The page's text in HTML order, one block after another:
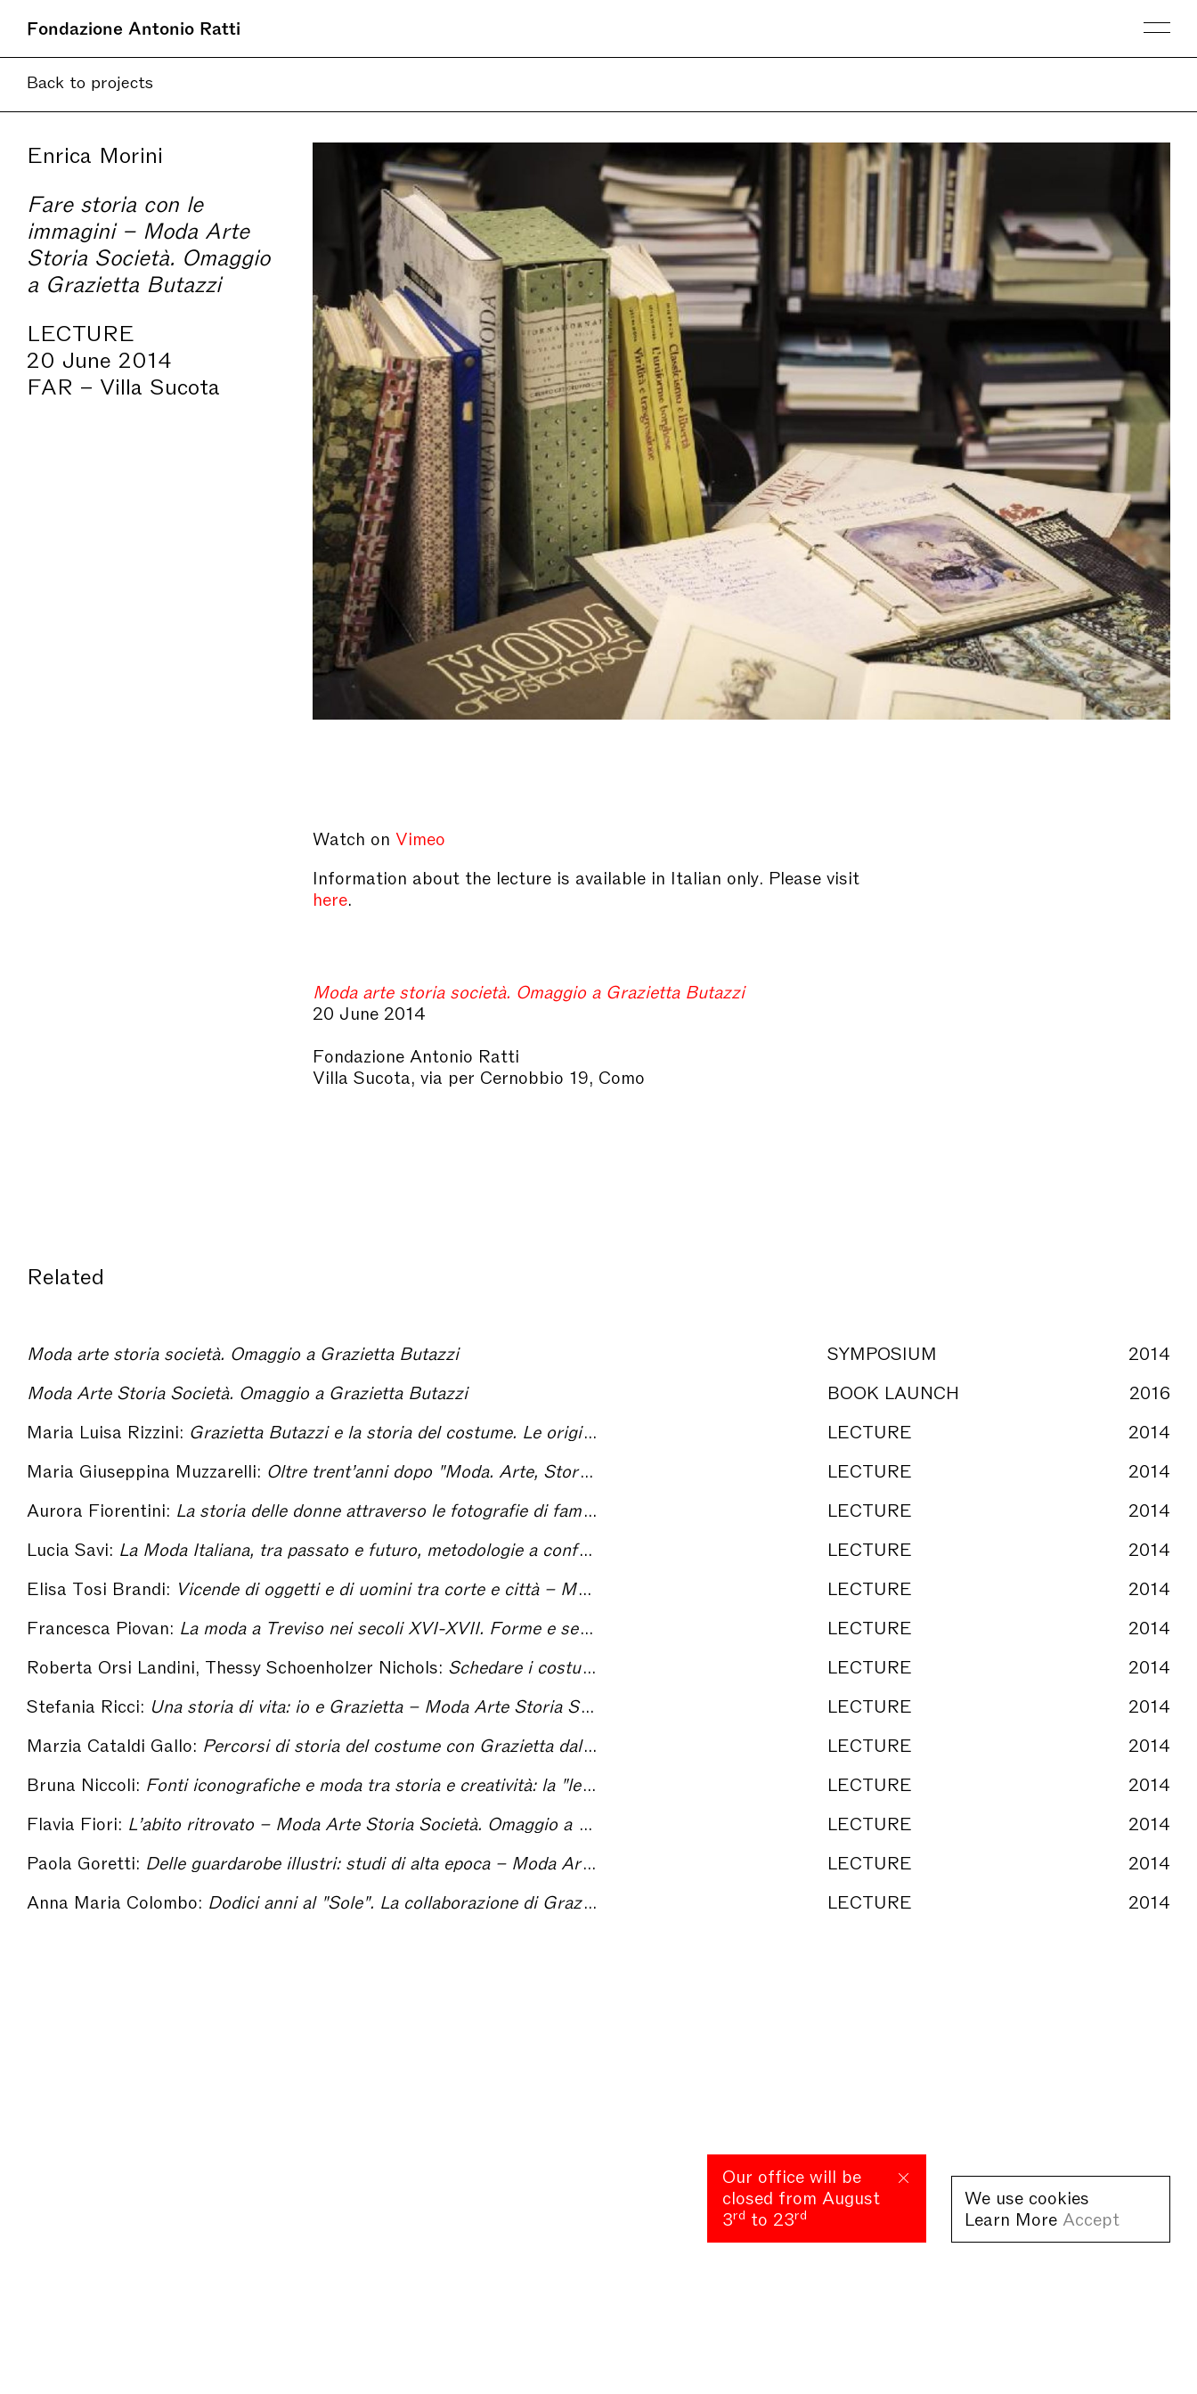
Fondazione Antonio Ratti
Back to projects
Enrica Morini
Fare storia con le
immagini – Moda Arte
Storia Società. Omaggio
a Grazietta Butazzi
LECTURE
20 June 2014
FAR – Villa Sucota
Watch on Vimeo
Information about the lecture is available in Italian only. Please visit
here
Moda arte storia società. Omaggio a Grazietta Butazzi
20 June 2014
Fondazione Antonio Ratti
Villa Sucota, via per Cernobbio 19, Como
Related
Moda arte storia società. Omaggio a Grazietta Butazzi SYMPOSIUM
2014
Moda Arte Storia Società. Omaggio a Grazietta Butazzi
BOOK LAUNCH
2016
Maria Luisa Rizzini: Grazietta Butazzi e la storia del costume. Le origini di un metodo – Moda Arte Storia Società. Omaggio a Grazietta Butazzi LECTURE
2014
Maria Giuseppina Muzzarelli: Oltre trent’anni dopo "Moda. Arte, Storia e Società" – Moda arte storia società. Omaggio a Grazietta Butazzi LECTURE
2014
Aurora Fiorentini: La storia delle donne attraverso le fotografie di famiglia. Un metodo di lavoro – Moda arte storia società. Omaggio a Grazietta Butazzi LECTURE
2014
Lucia Savi: La Moda Italiana, tra passato e futuro, metodologie a confronto – Moda Arte Storia Società. Omaggio a Grazietta Butazzi LECTURE
2014
Elisa Tosi Brandi: Vicende di oggetti e di uomini tra corte e città – Moda Arte Storia Società. Omaggio a Grazietta Butazzi LECTURE
2014
Francesca Piovan: La moda a Treviso nei secoli XVI-XVII. Forme e semantica dell’abbigliamento cittadino – Moda Arte Storia Società. Omaggio a Grazietta Butazzi LECTURE
2014
Roberta Orsi Landini, Thessy Schoenholzer Nichols: Schedare i costumi – Moda Arte Storia Società. Omaggio a Grazietta Butazzi LECTURE
2014
Stefania Ricci: Una storia di vita: io e Grazietta – Moda Arte Storia Società. Omaggio a Grazietta Butazzi LECTURE
2014
Marzia Cataldi Gallo: Percorsi di storia del costume con Grazietta dalle uniformi civili alle fastose vesti seicentesche a quelle povere dei meno abbienti – Moda Arte Storia Società. Omaggio a Grazietta Butazzi LECTURE
2014
Bruna Niccoli: Fonti iconografiche e moda tra storia e creatività: la "lectio magistralis" di Grazietta Butazzi – Moda Arte Storia Società. Omaggio a Grazietta Butazzi LECTURE
2014
Flavia Fiori: L’abito ritrovato – Moda Arte Storia Società. Omaggio a Grazietta Butazzi LECTURE
2014
Paola Goretti: Delle guardarobe illustri: studi di alta epoca – Moda Arte Storia Società. Omaggio a Grazietta Butazzi LECTURE
2014
Anna Maria Colombo: Dodici anni al "Sole". La collaborazione di Grazietta Butazzi per il domenicale del Sole 24 ore – Moda Arte Storia Società. Omaggio a Grazietta Butazzi LECTURE 2014
Our office will be
closed from August
3rd to 23rd
We use cookies
Learn More Accept